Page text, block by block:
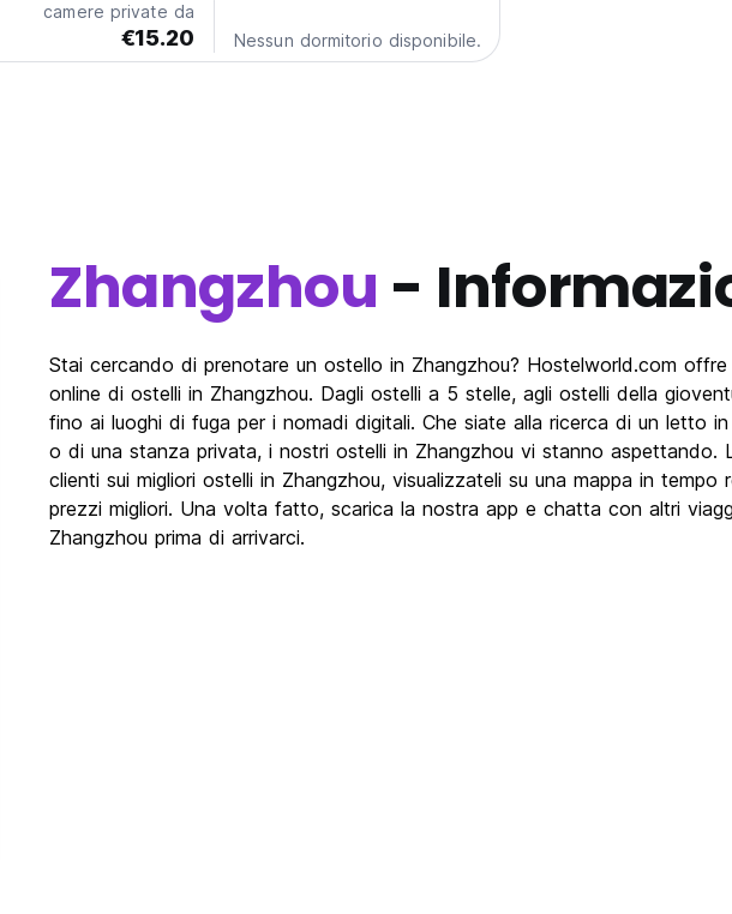
camere private da
€15.20 Nessun dormitorio disponibile.
Zhangzhou -
Stai cercando di prenotare un ostello in Zhangzhou? Hostelworld.com offre
online di ostelli in Zhangzhou. Dagli ostelli a 5 stelle, agli ostelli della
fino ai luoghi di fuga per i nomadi digitali. Che siate alla ricerca di un letto
o di una stanza privata, i nostri ostelli in Zhangzhou vi stanno aspettando.
clienti sui migliori ostelli in Zhangzhou, visualizzateli su una mappa in tempo
prezzi migliori. Una volta fatto, scarica la nostra app e chatta con altri
Zhangzhou prima di arrivarci.